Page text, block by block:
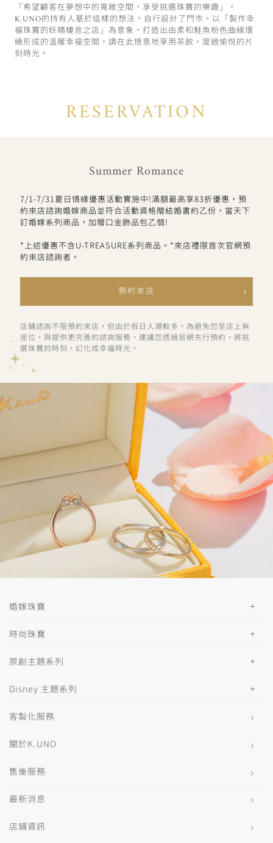
「希望顧客在夢想中的寬敞空間，享受挑選珠寶的樂趣」，
K.UNO的持有人基於這樣的想法，自行設計了門市。以「製作幸
福珠寶的妖精棲息之店」為意象，打造出由柔和鮭魚粉色曲線環
繞形成的溫暖幸福空間。請在此愜意地享用茶飲，度過愉悅的片
刻時光。
RESERVATION
Summer Romance
7/1-7/31夏日情緣優惠活動實施中!滿額最高享83折優惠，預
約來店諮詢婚嫁商品並符合活動資格贈結婚書約乙份，當天下
訂婚嫁系列商品，加贈口金飾品包乙個!
*上述優惠不含U-TREASURE系列商品。*來店禮限首次官網預
約來店諮詢者。
預約來店
店鋪諮詢不限預約來店，但由於假日人潮較多，為避免您至店上無
座位，與提供更完善的諮詢服務，建議您透過官網先行預約，將挑
選珠寶的時刻，幻化成幸福時光。
婚嫁珠寶
時尚珠寶
原創主題系列
Disney 主題系列
客製化服務
關於K.UNO
售後服務
最新消息
店鋪資訊